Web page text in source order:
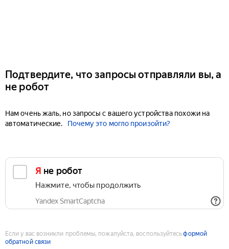
Подтвердите, что запросы отправляли вы, а
не робот
Нам очень жаль, но запросы с вашего устройства похожи на
автоматические.
Почему это могло произойти?
Я не робот
Нажмите, чтобы продолжить
Yandex SmartCaptcha
Если у вас возникли проблемы, пожалуйста, воспользуйтесьформой
обратной связи